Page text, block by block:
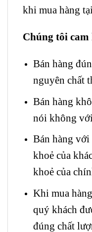
khi mua hàng
Chúng tôi cam
Bán hàng
nguyên chất
Bán hàng
nói không
Bán hàng với
khoẻ của
khoẻ của
Khi mua
quý khách
đúng chất